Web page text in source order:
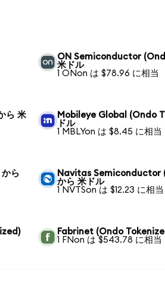
ON Semiconductor
米ドル
1 ONon は $78.96 に相当
ら 米
Mobileye Global (Ondo
ドル
1 MBLYon は $8.45 に相当
ら
Navitas Semiconductor
から 米ドル
1 NVTSon は $12.23 に相当
Fabrinet (Ondo
1 FNon は $543.78 に相当